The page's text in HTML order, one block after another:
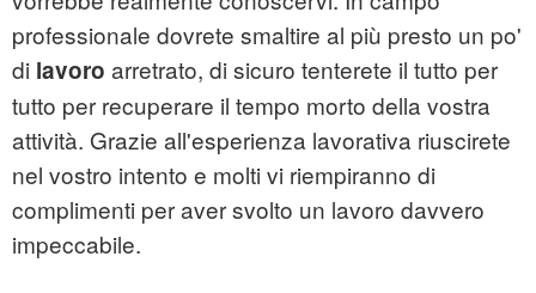
professionale dovrete smaltire al più presto un po'
di lavoro arretrato, di sicuro tenterete il tutto per
tutto per recuperare il tempo morto della vostra
attività. Grazie all'esperienza lavorativa riuscirete
nel vostro intento e molti vi riempiranno di
complimenti per aver svolto un lavoro davvero
impeccabile.